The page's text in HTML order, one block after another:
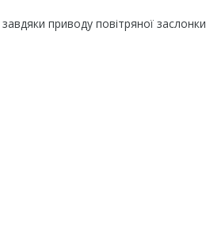
приводу повітряної заслонки